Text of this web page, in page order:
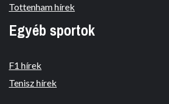
Tottenham hírek
Egyéb sportok
F1 hírek
Tenisz hírek